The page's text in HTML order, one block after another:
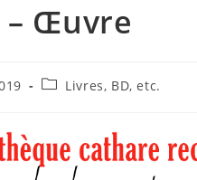
– Œuvre
PostLivres, BD, etc.